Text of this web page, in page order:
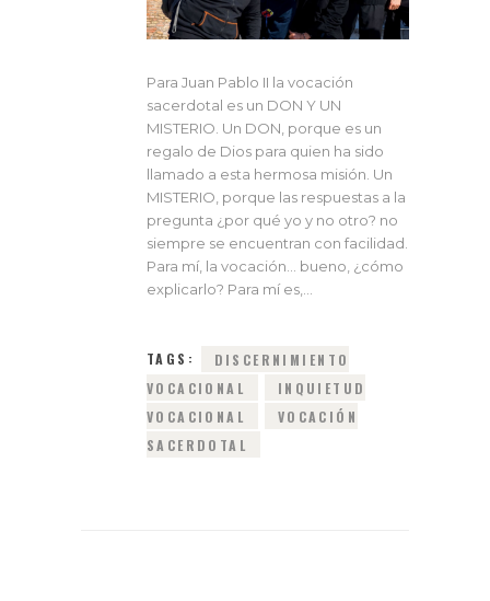
Para Juan Pablo II la vocación
sacerdotal es un DON Y UN
MISTERIO. Un DON, porque es un
regalo de Dios para quien ha sido
llamado a esta hermosa misión. Un
MISTERIO, porque las respuestas a la
pregunta ¿por qué yo y no otro? no
siempre se encuentran con facilidad.
Para mí, la vocación… bueno, ¿cómo
explicarlo? Para mí es,…
TAGS:
DISCERNIMIENTO
VOCACIONAL
INQUIETUD
VOCACIONAL
VOCACIÓN
SACERDOTAL